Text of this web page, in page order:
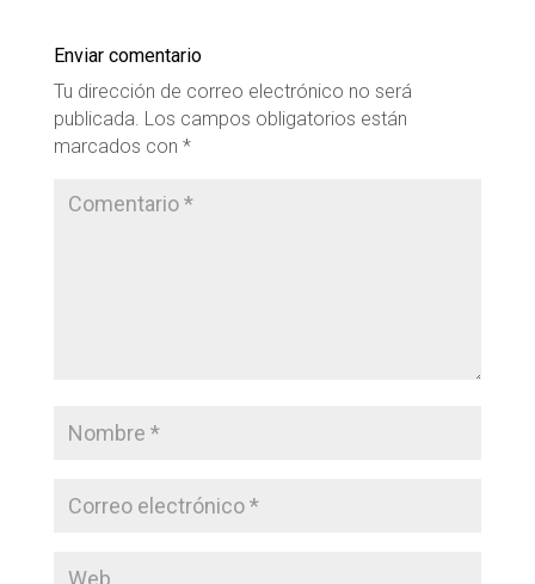
Enviar comentario
Tu dirección de correo electrónico no será
publicada. Los campos obligatorios están
marcados con *